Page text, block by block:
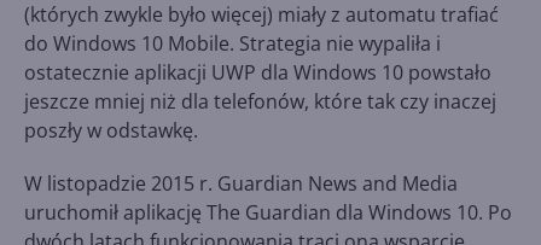
(których zwykle było więcej) miały z automatu trafiać
do Windows 10 Mobile. Strategia nie wypaliła i
ostatecznie aplikacji UWP dla Windows 10 powstało
jeszcze mniej niż dla telefonów, które tak czy inaczej
poszły w odstawkę.
W listopadzie 2015 r. Guardian News and Media
uruchomił aplikację The Guardian dla Windows 10. Po